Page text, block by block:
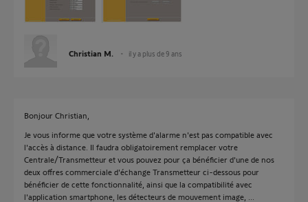
Christian M. il y a plus de 9 ans
Bonjour Christian,
Je vous informe que votre système d'alarme n'est pas compatible avec
l'accès à distance. Il faudra obligatoirement remplacer votre
Centrale/Transmetteur et vous pouvez pour ça bénéficier d'une de nos
deux offres commerciale d'échange Transmetteur ci-dessous pour
bénéficier de cette fonctionnalité, ainsi que la compatibilité avec
l'application smartphone, les détecteurs de mouvement image, ...